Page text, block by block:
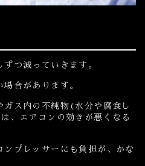
つ減っていきます。
合があります。
ガス内の不純物(水分や腐食し
、エアコンの効きが悪くなる
ンプレッサーにも負担が、かな